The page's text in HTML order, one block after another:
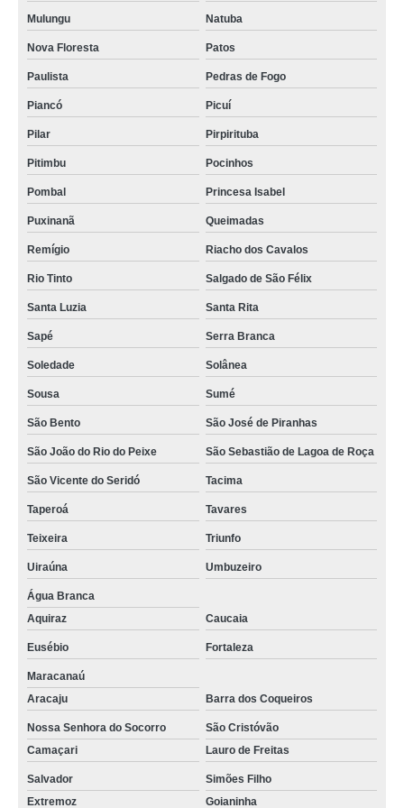
valor de auditório para aluguel Bayeux
onde encontrar aluguel auditório para treinamento Itaporanga
auditório de treinamento para locação cotação Extremoz
locação auditório preço Pilar
aluguel auditório para treinamento cotação Rio Tinto
aluguel auditório para treinamento preço Teixeira
valor para aluguel de auditório Barra de Santa Rosa
onde encontrar auditório para aluguel Parnamirim
auditório para aluguel cotação Umbuzeiro
auditório de treinamento para aluguel cotação Alagoa Grande
auditório para locação cotação Esperança
onde encontrar auditório para locação Soledade
aluguel auditório para eventos cotação Bonito de Santa Fé
aluguel auditório Aracaju
aluguel auditório preço Pilar
valor de auditório para aluguel Natal
aluguel auditório para treinamento cotação Camaçari
aluguel auditório para treinamento Tacima
auditório de treinamento para locação Camaçari
aluguel de auditório Juru
auditório para aluguel Bayeux
auditório de treinamento para aluguel cotação Picuí
valor para locação de auditório Pitimbu
onde encontrar aluguel auditório Camaragibe
Mulungu Natuba
Nova Floresta Patos
Paulista Pedras de Fogo
Piancó Picuí
Pilar Pirpirituba
Pitimbu Pocinhos
Pombal Princesa Isabel
Puxinanã Queimadas
Remígio Riacho dos Cavalos
Rio Tinto Salgado de São Félix
Santa Luzia Santa Rita
Sapé Serra Branca
Soledade Solânea
Sousa Sumé
São Bento São José de Piranhas
São João do Rio do Peixe São Sebastião de Lagoa de Roça
São Vicente do Seridó Tacima
Taperoá Tavares
Teixeira Triunfo
Uiraúna Umbuzeiro
Água Branca
Aquiraz
Caucaia
Eusébio Fortaleza
Maracanaú
Aracaju
Barra dos Coqueiros
Nossa Senhora do Socorro
São Cristóvão
Camaçari
Lauro de Freitas
Salvador
Simões Filho
Extremoz
Goianinha